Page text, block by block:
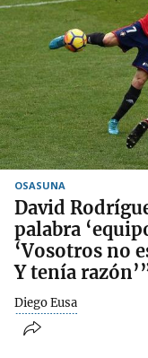
OSASUNA
David
palabra
‘Vosotros no
Y tenía
Diego Eusa